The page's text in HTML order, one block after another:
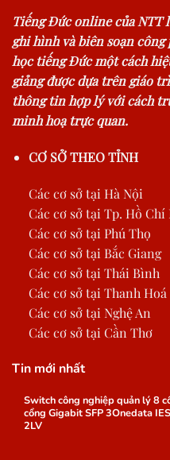
Tiếng Đức online của NTT
ghi hình và biên soạn
học tiếng Đức một cách
giảng được dựa trên giáo
thông tin hợp lý với cách
minh hoạ trực quan.
CƠ SỞ THEO TỈNH
Các cơ sở tại Hà Nội
Các cơ sở tại Tp. Hồ Chí
Các cơ sở tại Phú Thọ
Các cơ sở tại Bắc Giang
Các cơ sở tại Thái Bình
Các cơ sở tại Thanh Hoá
Các cơ sở tại Nghệ An
Các cơ sở tại Cần Thơ
Tin mới nhất
Switch công nghiệp quản lý 8
cổng Gigabit SFP 3Onedata
2LV